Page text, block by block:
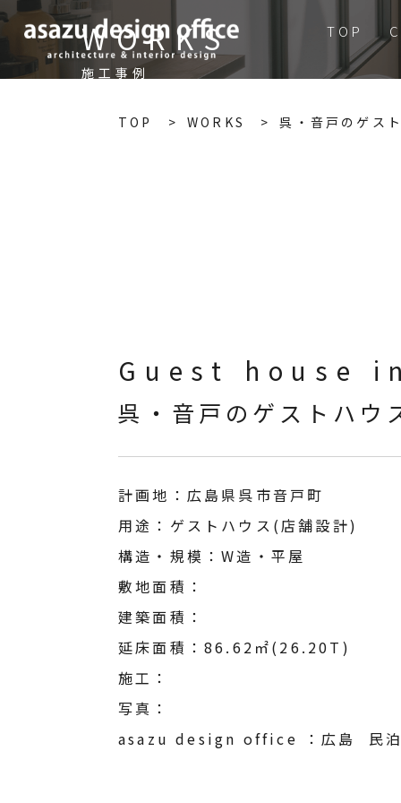
TOP
WORKS
施工事例
TOP WORKS 呉・音戸のゲ
Guest house in
呉・音戸のゲストハ
計画地 ： 広島県呉市音戸町
用途 ： ゲストハウス(店舗設計)
構造・規模 ：W造・平屋
敷地面積 ：
建築面積 ：
延床面積 ：86.62㎡(26.20T)
施工 ：
写真 ：
asazu design office
：広島  民